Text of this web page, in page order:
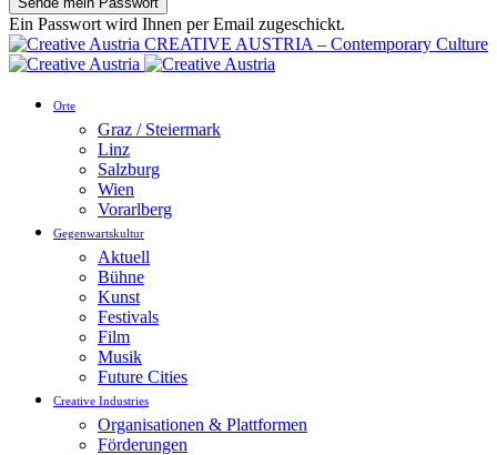
Ein Passwort wird Ihnen per Email zugeschickt.
CREATIVE AUSTRIA – Contemporary Culture
Orte
Graz / Steiermark
Linz
Salzburg
Wien
Vorarlberg
Gegenwartskultur
Aktuell
Bühne
Kunst
Festivals
Film
Musik
Future Cities
Creative Industries
Organisationen & Plattformen
Förderungen